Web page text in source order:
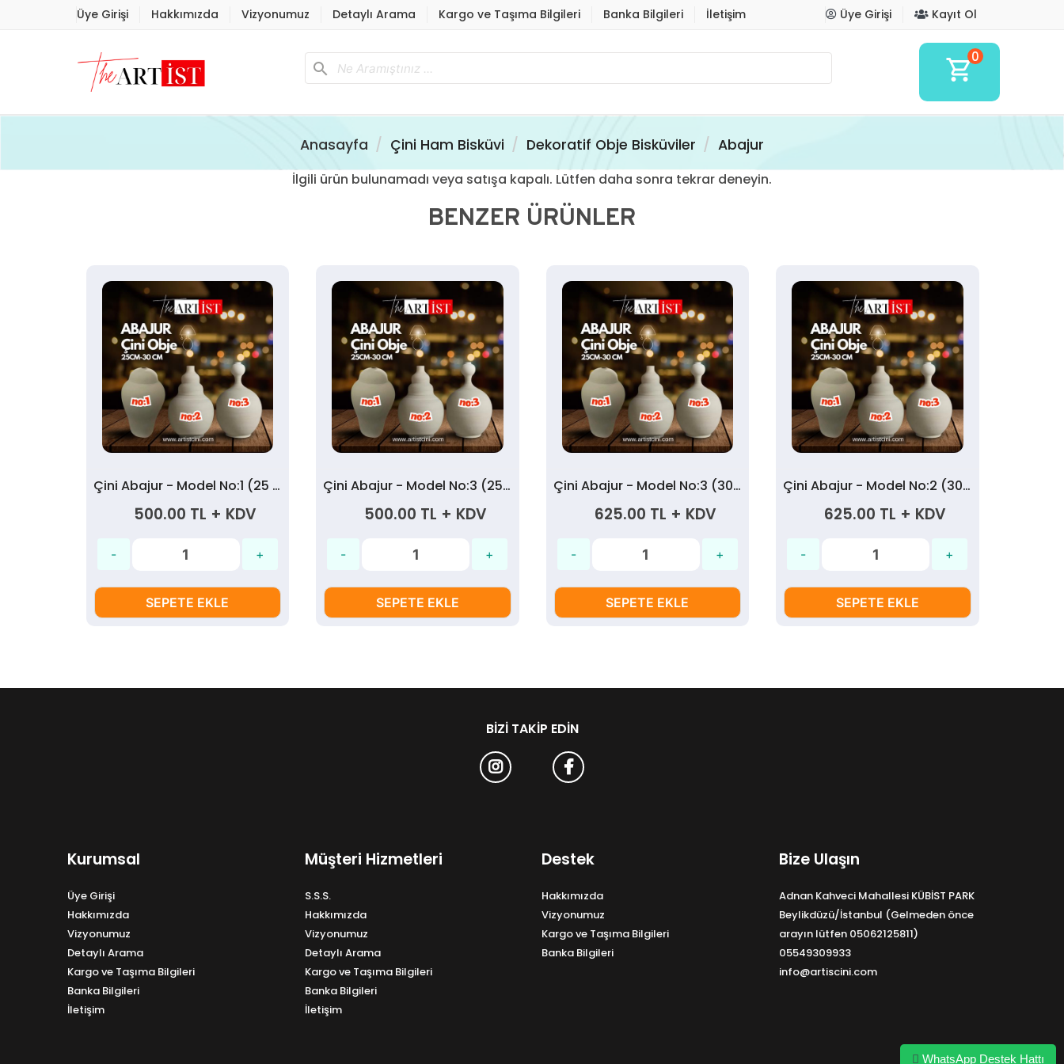
Üye Girişi Hakkımızda Vizyonumuz Detaylı Arama Kargo ve Taşıma Bilgileri Banka Bilgileri İletişim Üye Girişi Kayıt Ol
search shopping_cart0
Anasayfa Çini Ham Bisküvi Dekoratif Obje Bisküviler Abajur
İlgili ürün bulunamadı veya satışa kapalı. Lütfen daha sonra tekrar deneyin.
BENZER ÜRÜNLER
Çini Abajur - Model No:1 (25 cm)
500.00 TL + KDV
SEPETE EKLE
Çini Abajur - Model No:3 (25 cm)
500.00 TL + KDV
SEPETE EKLE
Çini Abajur - Model No:3 (30 cm)
625.00 TL + KDV
SEPETE EKLE
Çini Abajur - Model No:2 (30 cm)
625.00 TL + KDV
SEPETE EKLE
BIZI TAKIP EDIN
Kurumsal
Üye Girişi
Hakkımızda
Vizyonumuz
Detaylı Arama
Kargo ve Taşıma Bilgileri
Banka Bilgileri
İletişim
Müşteri Hizmetleri
S.S.S.
Hakkımızda
Vizyonumuz
Detaylı Arama
Kargo ve Taşıma Bilgileri
Banka Bilgileri
İletişim
Destek
Hakkımızda
Vizyonumuz
Kargo ve Taşıma Bilgileri
Banka Bilgileri
Bize Ulaşın
Adnan Kahveci Mahallesi KÜBİST PARK
Beylikdüzü/İstanbul (Gelmeden önce
arayın lütfen 05062125811)
05549309933
info@artiscini.com
WhatsApp Destek Hattı